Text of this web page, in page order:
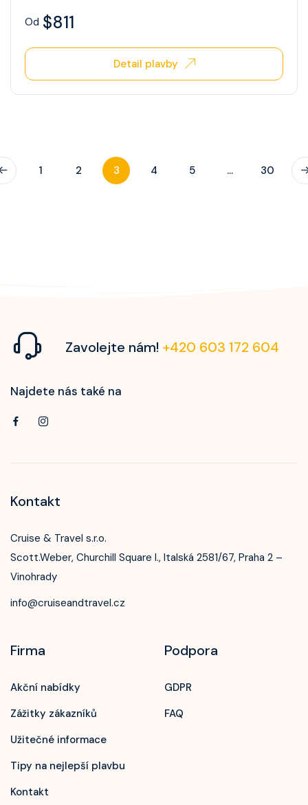
Od $811
Detail plavby
1 2 3 4 5 ... 30
Zavolejte nám! +420 603 172 604
Najdete nás také na
Kontakt
Cruise & Travel s.r.o.
Scott.Weber, Churchill Square I., Italská 2581/67, Praha 2 –
Vinohrady
info@cruiseandtravel.cz
Firma
Akční nabídky
Zážitky zákazníků
Užitečné informace
Tipy na nejlepší plavbu
Kontakt
Podpora
GDPR
FAQ